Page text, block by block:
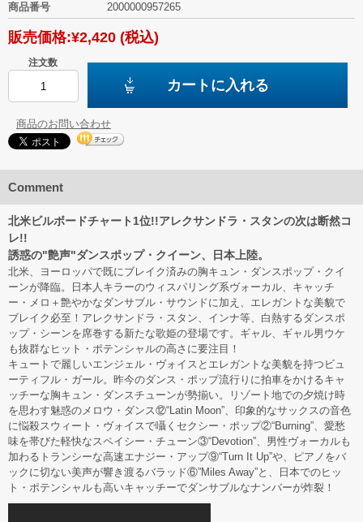
商品番号
2000000957265
販売価格:¥2,420 (税込)
注文数
カートに入れる
商品のお問い合わせ
Comment
北米ビルボードチャート1位!!アレクサンドラ・スタンの次は断然コ
レ!!
誘惑の"艶声"ダンスポップ・クイーン、日本上陸。
北米、ヨーロッパで既にブレイク済みの胸キュン・ダンスポップ・クイ
ーンが降臨。日本人キラーのウィスパリング系ヴォーカル、キャッチ
ー・メロ＋艶やかなダンサブル・サウンドに加え、エレガントな美貌で
ブレイク必至！アレクサンドラ・スタン、インナ等、白熱するダンスポ
ップ・シーンを席巻する新たな歌姫の登場です。ギャル、ギャル男ウケ
も抜群なヒット・ポテンシャルの高さに要注目！
キュートで麗しいエンジェル・ヴォイスとエレガントな美貌を持つビュ
ーティフル・ガール。昨今のダンス・ポップ流行りに拍車をかけるキャ
ッチーな胸キュン・ダンスチューンが勢揃い。リゾート地での夕焼け時
を思わす魅惑のメロウ・ダンス⑫“Latin Moon”、印象的なサックスの音色
に悩殺スウィート・ヴォイスで囁くセクシー・ポップ②“Burning”、愛愁
味を帯びた軽快なスペイシー・チューン③“Devotion”、男性ヴォーカルも
加わるトランシーな高速エナジー・アップ⑨“Turn It Up”や、ピアノをバ
ックに切ない美声が響き渡るバラッド⑥”Miles Away”と、日本でのヒッ
ト・ポテンシャルも高いキャッチーでダンサブルなナンバーが炸裂！